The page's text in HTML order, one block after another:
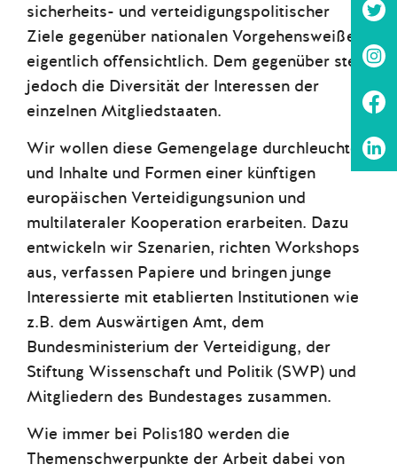
sicherheits- und verteidigungspolitischer
Ziele gegenüber nationalen Vorgehensweißen
eigentlich offensichtlich. Dem gegenüber steht
jedoch die Diversität der Interessen der
einzelnen Mitgliedstaaten.
Wir wollen diese Gemengelage durchleuchten
und Inhalte und Formen einer künftigen
europäischen Verteidigungsunion und
multilateraler Kooperation erarbeiten. Dazu
entwickeln wir Szenarien, richten Workshops
aus, verfassen Papiere und bringen junge
Interessierte mit etablierten Institutionen wie
z.B. dem Auswärtigen Amt, dem
Bundesministerium der Verteidigung, der
Stiftung Wissenschaft und Politik (SWP) und
Mitgliedern des Bundestages zusammen.
Wie immer bei Polis180 werden die
Themenschwerpunkte der Arbeit dabei von